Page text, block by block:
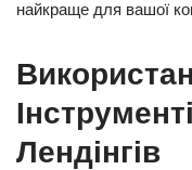
найкраще для вашої
Лендінгів